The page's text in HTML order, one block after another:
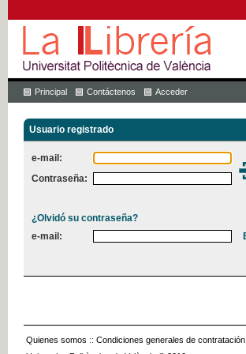
Principal Contáctenos Acceder
Usuario registrado
e-mail:
Contraseña:
¿Olvidó su contraseña?
e-mail:
Quienes somos :: Condiciones generales de contratación